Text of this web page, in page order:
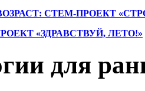
СТЕМ-ПРОЕКТ
«ЗДРАВСТВУЙ, ЛЕТО!»
для